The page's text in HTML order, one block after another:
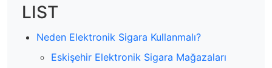
LIST
Neden Elektronik Sigara Kullanmalı?
Eskişehir Elektronik Sigara Mağazaları